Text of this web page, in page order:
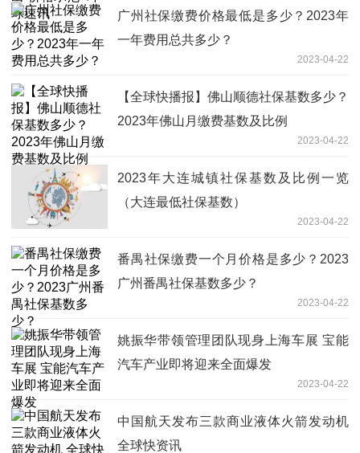
广州社保缴费价格最低是多少？2023年
一年费用总共多少？
2023-04-22
【全球快播报】佛山顺德社保基数多少？
2023年佛山月缴费基数及比例
2023-04-22
2023年大连城镇社保基数及比例一览
（大连最低社保基数）
2023-04-22
番禺社保缴费一个月价格是多少？2023
广州番禺社保基数多少？
2023-04-22
姚振华带领管理团队现身上海车展 宝能
汽车产业即将迎来全面爆发
2023-04-22
中国航天发布三款商业液体火箭发动机
全球快资讯